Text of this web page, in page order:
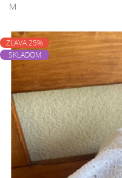
M
ZĽAVA 25%
SKLADOM